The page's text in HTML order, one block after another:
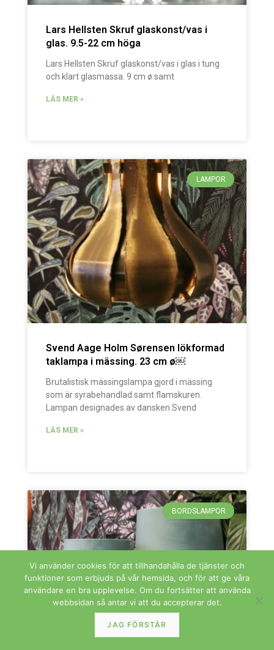
Lars Hellsten Skruf glaskonst/vas i
glas. 9.5-22 cm höga
Lars Hellsten Skruf glaskonst/vas i glas i tung
och klart glasmassa. 9 cm ø samt
LÄS MER »
LAMPOR
Svend Aage Holm Sørensen lökformad
taklampa i mässing. 23 cm ø￼
Brutalistisk mässingslampa gjord i mässing
som är syrabehandlad samt flamskuren.
Lampan designades av dansken Svend
LÄS MER »
BORDSLAMPOR
Vi använder cookies för att tillhandahålla de tjänster och
funktioner som erbjuds på vår hemsida, och för att ge våra
användare en bra upplevelse. Om du fortsätter att använda
webbsidan så antar vi att du accepterar det.
JAG FÖRSTÅR